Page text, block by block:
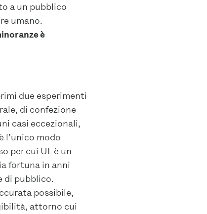
a un pubblico
umano.
è
due esperimenti
di confezione
casi eccezionali,
l’unico modo
per cui UL è un
fortuna in anni
di pubblico.
possibile,
attorno cui